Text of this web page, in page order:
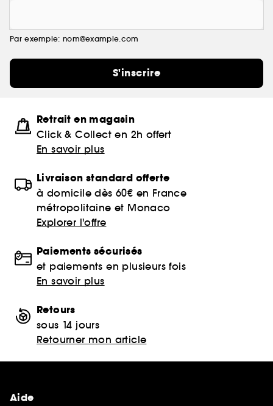
Par exemple: nom@example.com
S'inscrire
Retrait en magasin
Click & Collect en 2h offert
En savoir plus
Livraison standard offerte
à domicile dès 60€ en France
métropolitaine et Monaco
Explorer l'offre
Paiements sécurisés
et paiements en plusieurs fois
En savoir plus
Retours
sous 14 jours
Retourner mon article
Aide